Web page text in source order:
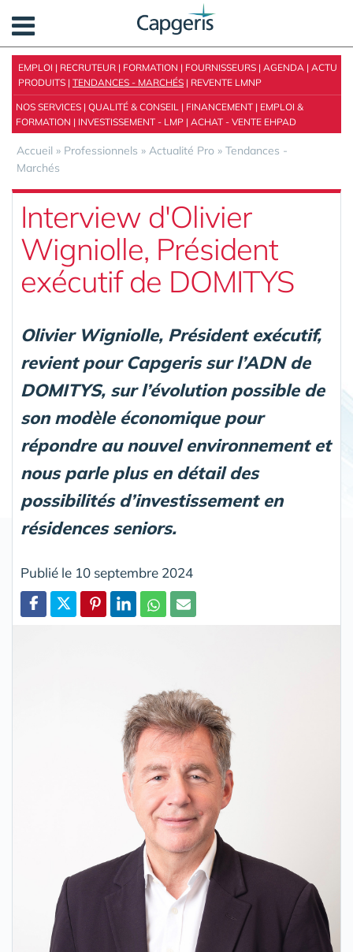
EMPLOI | RECRUTEUR | FORMATION | FOURNISSEURS | AGENDA | ACTU
PRODUITS | TENDANCES - MARCHÉS | REVENTE LMNP
NOS SERVICES | QUALITÉ & CONSEIL | FINANCEMENT | EMPLOI &
FORMATION | INVESTISSEMENT - LMP | ACHAT - VENTE EHPAD
Accueil » Professionnels » Actualité Pro » Tendances -
Marchés
Interview d'Olivier
Wigniolle, Président
exécutif de DOMITYS
Olivier Wigniolle, Président exécutif,
revient pour Capgeris sur l’ADN de
DOMITYS, sur l’évolution possible de
son modèle économique pour
répondre au nouvel environnement et
nous parle plus en détail des
possibilités d’investissement en
résidences seniors.
Publié le 10 septembre 2024
Panneau de gestion des cookies